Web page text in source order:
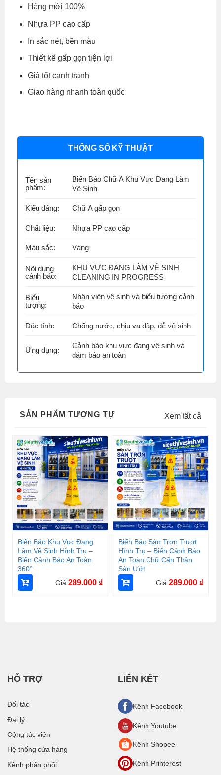
Hàng mới 100%
Nhựa PP cao cấp
In sắc nét, bền màu
Thiết kế gấp gọn tiện lợi
Giá tốt cạnh tranh
Giao hàng nhanh toàn quốc
THÔNG SỐ KỸ THUẬT
Tên sản
phẩm:
Biển Báo Chữ A Khu Vực Đang Làm
Vệ Sinh
Kiểu dáng: Chữ A gấp gọn
Chất liệu: Nhựa PP cao cấp
Màu sắc: Vàng
Nội dung
cảnh báo:
KHU VỰC ĐANG LÀM VỆ SINH
CLEANING IN PROGRESS
Biểu
tượng:
Nhân viên vệ sinh và biểu tượng cảnh
báo
Đặc tính: Chống nước, chịu va đập, dễ vệ sinh
Ứng dụng:
Cảnh báo khu vực đang vệ sinh và
đảm bảo an toàn
SẢN PHẨM TƯƠNG TỰ Xem tất cả
Biển Báo Khu Vực Đang
Làm Vệ Sinh Hình Trụ –
Biển Cảnh Báo An Toàn
360°
Giá:289.000 ₫
Biển Báo Sàn Trơn Trượt
Hình Trụ – Biển Cảnh Báo
An Toàn Chữ Cẩn Thận
Sàn Ướt
Giá:289.000 ₫
HỖ TRỢ
Đối tác
Đại lý
Cộng tác viên
Hệ thống cửa hàng
Kênh phân phối
LIÊN KẾT
Kênh Facebook
Kênh Youtube
Kênh Shopee
Kênh Printerest